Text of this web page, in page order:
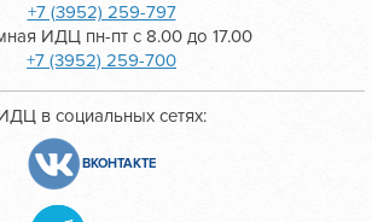
+7 (3952) 259-797
ИДЦ пн-пт с 8.00 до 17.00
+7 (3952) 259-700
в социальных сетях:
ВКОНТАКТЕ